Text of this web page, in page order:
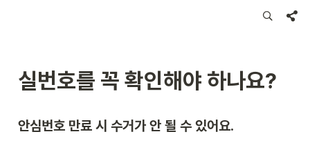
실번호를 꼭 확인해야 하나요?
안심번호 만료 시 수거가 안 될 수 있어요.